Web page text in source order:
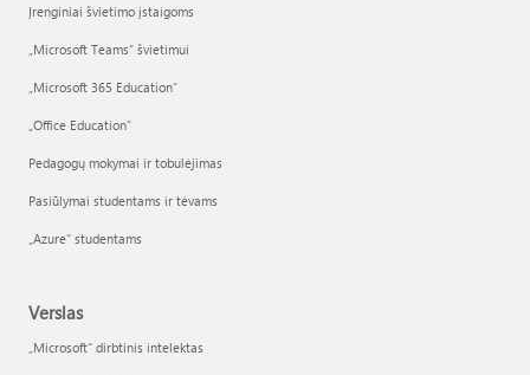
Įrenginiai švietimo įstaigoms
„Microsoft Teams“ švietimui
„Microsoft 365 Education“
„Office Education“
Pedagogų mokymai ir tobulėjimas
Pasiūlymai studentams ir tėvams
„Azure“ studentams
Verslas
„Microsoft“ dirbtinis intelektas